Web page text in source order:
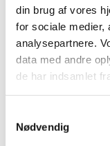
din brug af vores
for sociale medier,
analysepartnere.
data med andre
de har indsamlet
Nødvendig
Kirken,
gratis